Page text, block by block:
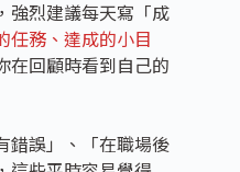
強烈建議每天寫「成
任務、達成的小目
在回顧時看到自己的
錯誤」、「在職場後